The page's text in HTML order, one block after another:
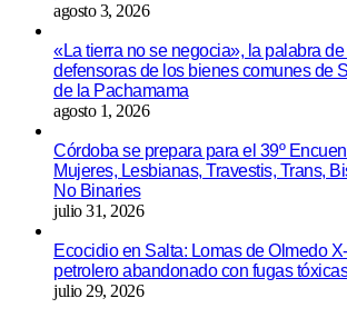
agosto 3, 2026
«La tierra no se negocia», la palabra
defensoras de los bienes comunes de
de la Pachamama
agosto 1, 2026
Córdoba se prepara para el 39º
Mujeres, Lesbianas, Travestis, Trans,
No Binaries
julio 31, 2026
Ecocidio en Salta: Lomas de Olmedo
petrolero abandonado con fugas
julio 29, 2026